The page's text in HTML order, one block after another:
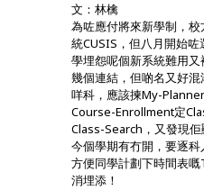
文：林檎
為咗應付將來新學制，
統CUSIS，但八月開始
學埋怨呢個新系統難用
幾個連結，但啲名又好
咩科，應該揀My-
Course-Enrollment定
Class-Search，又發現
今個學期有冇開，要逐
方便同學計劃下時間表
消埋添！